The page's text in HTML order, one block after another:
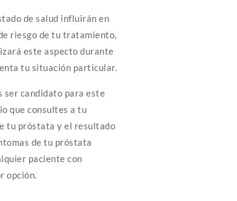
de salud influirán en
riesgo de tu tratamiento,
este aspecto durante
tu situación particular.
ser candidato para este
que consultes a tu
tu próstata y el resultado
de tu próstata
paciente con
opción.